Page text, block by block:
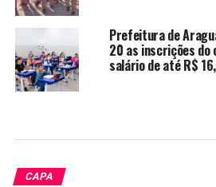
Prefeitura de
20 as inscrições do
salário de até R$
CAPA